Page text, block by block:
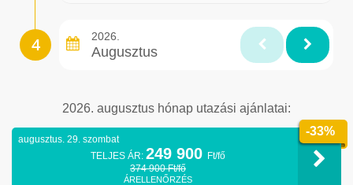
2026.
Augusztus
2026. augusztus hónap utazási ajánlatai:
-33%
augusztus. 29. szombat
TELJES ÁR: 249 900 Ft/fő
374 900 Ft/fő
ÁRELLENŐRZÉS